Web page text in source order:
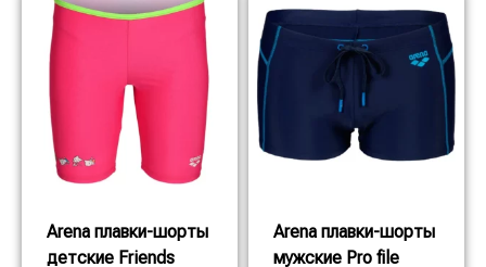
Arena плавки-шорты
детские Friends
Arena плавки-шорты
мужские Pro file